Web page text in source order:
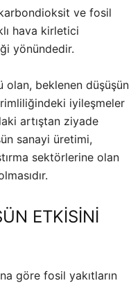
ve fosil
hava kirletici
yönündedir.
beklenen düşüşün
iyileşmeler
artıştan ziyade
sanayi üretimi,
sektörlerine olan
ETKİSİNİ
göre fosil yakıtların